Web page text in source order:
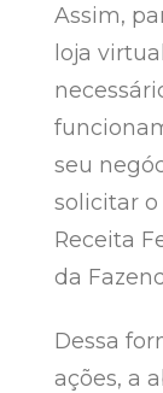
Assim,
loja
seu
solicitar
Receita
da
Dessa
ações, a